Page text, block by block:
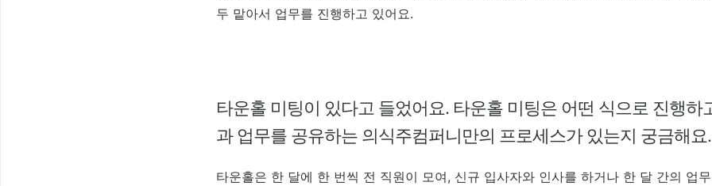
두 맡아서 업무를 진행하고 있어요.
타운홀 미팅이 있다고 들었어요. 타운홀 미팅은 어떤 식으로 진행하
과 업무를 공유하는 의식주컴퍼니만의 프로세스가 있는지 궁금해요.
타운홀은 한 달에 한 번씩 전 직원이 모여, 신규 입사자와 인사를 하거나 한 달 간의 업